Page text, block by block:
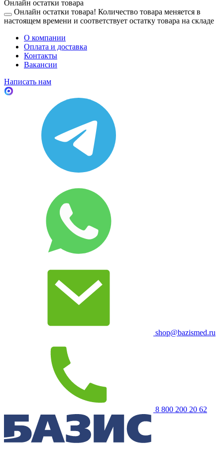
Онлайн остатки товара
Онлайн остатки товара! Количество товара меняется в
настоящем времени и соответствует остатку товара на складе
О компании
Оплата и доставка
Контакты
Вакансии
Написать нам
shop@bazismed.ru
8 800 200 20 62